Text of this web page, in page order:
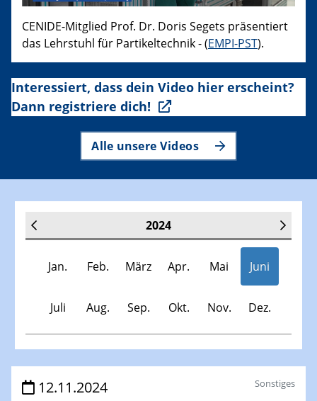
CENIDE-Mitglied Prof. Dr. Doris Segets präsentiert
das Lehrstuhl für Partikeltechnik - (EMPI-PST).
Interessiert, dass dein Video hier erscheint?
Dann registriere dich!
Alle unsere Videos
2024
Jan. Feb. März Apr. Mai Juni
Juli Aug. Sep. Okt. Nov. Dez.
Veranstaltungen
12.11.2024 Sonstiges